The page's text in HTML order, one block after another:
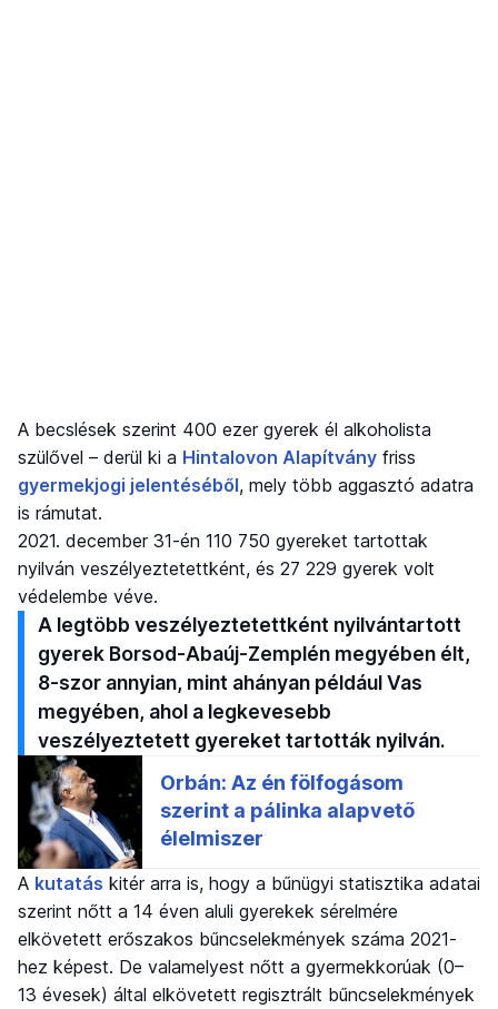
A becslések szerint 400 ezer gyerek él alkoholista
szülővel – derül ki a Hintalovon Alapítvány friss
gyermekjogi jelentéséből, mely több aggasztó adatra
is rámutat.
2021. december 31-én 110 750 gyereket tartottak
nyilván veszélyeztetettként, és 27 229 gyerek volt
védelembe véve.
A legtöbb veszélyeztetettként nyilvántartott
gyerek Borsod-Abaúj-Zemplén megyében élt,
8-szor annyian, mint ahányan például Vas
megyében, ahol a legkevesebb
veszélyeztetett gyereket tartották nyilván.
A kutatás kitér arra is, hogy a bűnügyi statisztika adatai
szerint nőtt a 14 éven aluli gyerekek sérelmére
elkövetett erőszakos bűncselekmények száma 2021-
hez képest. De valamelyest nőtt a gyermekkorúak (0–
13 évesek) által elkövetett regisztrált bűncselekmények